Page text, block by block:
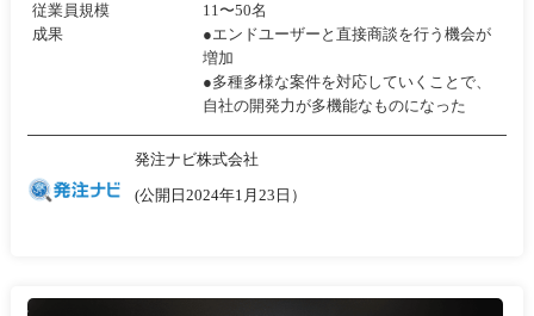
従業員規模
11〜50名
成果
●エンドユーザーと直接商談を行う機会が
増加
●多種多様な案件を対応していくことで、
自社の開発力が多機能なものになった
発注ナビ株式会社
(公開日2024年1月23日）